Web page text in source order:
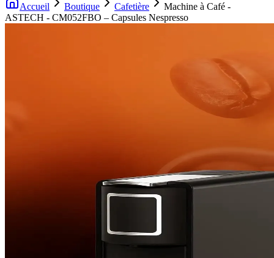
Accueil Boutique Cafetière
Machine à Café -
ASTECH - CM052FBO – Capsules Nespresso